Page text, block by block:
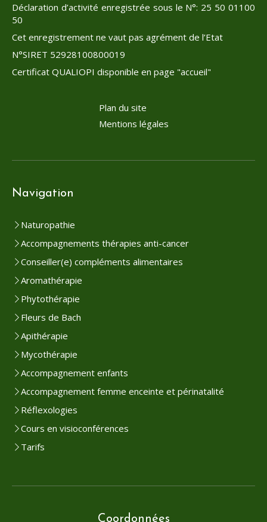
Déclaration d’activité enregistrée sous le N°: 25 50 01100
50
Cet enregistrement ne vaut pas agrément de l’Etat
N°SIRET 52928100800019
Certificat QUALIOPI disponible en page "accueil"
Plan du site
Mentions légales
Navigation
Naturopathie
Accompagnements thérapies anti-cancer
Conseiller(e) compléments alimentaires
Aromathérapie
Phytothérapie
Fleurs de Bach
Apithérapie
Mycothérapie
Accompagnement enfants
Accompagnement femme enceinte et périnatalité
Réflexologies
Cours en visioconférences
Tarifs
Coordonnées